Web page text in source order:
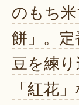
のもち
餅」。
豆を練
「紅花